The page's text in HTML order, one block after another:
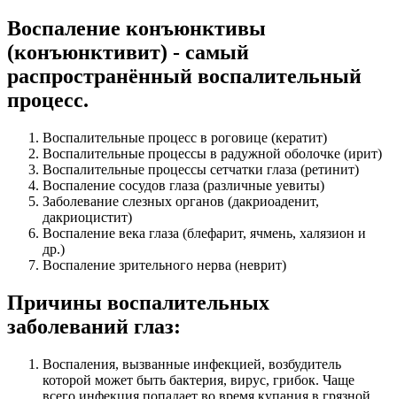
Воспаление конъюнктивы
(конъюнктивит) - самый
распространённый воспалительный
процесс.
Воспалительные процесс в роговице (кератит)
Воспалительные процессы в радужной оболочке (ирит)
Воспалительные процессы сетчатки глаза (ретинит)
Воспаление сосудов глаза (различные уевиты)
Заболевание слезных органов (дакриоаденит,
дакриоцистит)
Воспаление века глаза (блефарит, ячмень, халязион и
др.)
Воспаление зрительного нерва (неврит)
Причины воспалительных
заболеваний глаз:
Воспаления, вызванные инфекцией, возбудитель
которой может быть бактерия, вирус, грибок. Чаще
всего инфекция попадает во время купания в грязной